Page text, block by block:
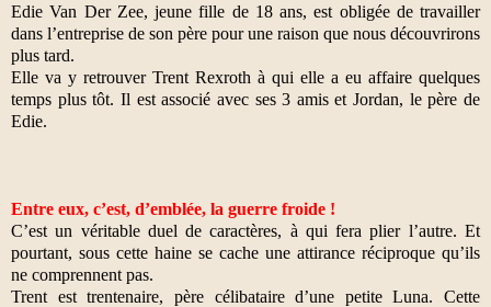
Edie Van Der Zee, jeune fille de 18 ans, est obligée de travailler
dans l’entreprise de son père pour une raison que nous découvrirons
plus tard.
Elle va y retrouver Trent Rexroth à qui elle a eu affaire quelques
temps plus tôt. Il est associé avec ses 3 amis et Jordan, le père de
Edie.
Entre eux, c’est, d’emblée, la guerre froide !
C’est un véritable duel de caractères, à qui fera plier l’autre. Et
pourtant, sous cette haine se cache une attirance réciproque qu’ils
ne comprennent pas.
Trent est trentenaire, père célibataire d’une petite Luna. Cette